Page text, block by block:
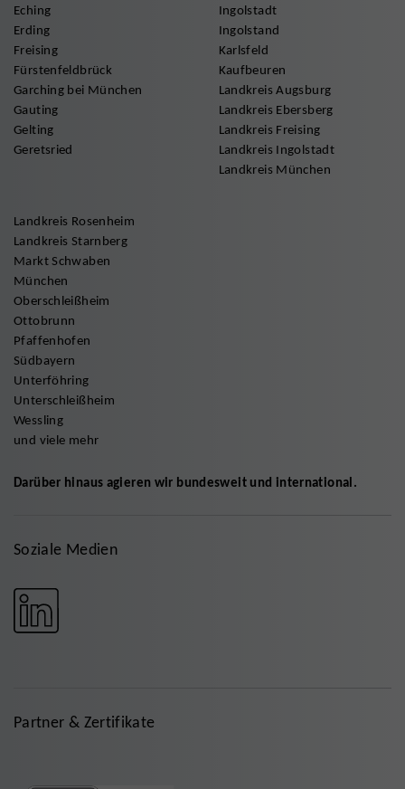
Eching
Erding
Freising
Fürstenfeldbrück
Garching bei München
Gauting
Gelting
Geretsried
Ingolstadt
Ingolstand
Karlsfeld
Kaufbeuren
Landkreis Augsburg
Landkreis Ebersberg
Landkreis Freising
Landkreis Ingolstadt
Landkreis München
Landkreis Rosenheim
Landkreis Starnberg
Markt Schwaben
München
Oberschleißheim
Ottobrunn
Pfaffenhofen
Südbayern
Unterföhring
Unterschleißheim
Wessling
und viele mehr
Darüber hinaus agieren wir bundesweit und international.
Soziale Medien
Partner & Zertifikate